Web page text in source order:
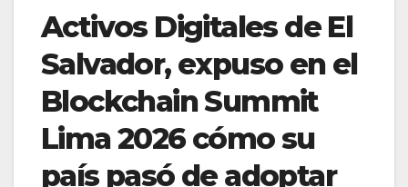
Activos Digitales de El
Salvador, expuso en el
Blockchain Summit
Lima 2026 cómo su
país pasó de adoptar